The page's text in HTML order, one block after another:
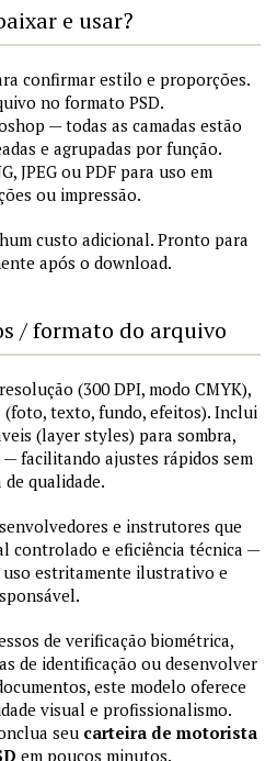
e usar?
confirmar estilo e proporções.
no formato PSD.
— todas as camadas estão
e agrupadas por função.
JPEG ou PDF para uso em
ou impressão.
custo adicional. Pronto para
após o download.
/ formato do arquivo
(300 DPI, modo CMYK),
(foto, texto, fundo, efeitos). Inclui
(layer styles) para sombra,
facilitando ajustes rápidos sem
de qualidade.
e instrutores que
controlado e eficiência técnica —
uso estritamente ilustrativo e
de verificação biométrica,
de identificação ou desenvolver
este modelo oferece
visual e profissionalismo.
seu carteira de motorista
em poucos minutos.